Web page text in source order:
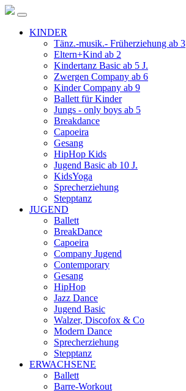
KINDER
Tänz.-musik.- Früherziehung ab 3
Eltern+Kind ab 2
Kindertanz Basic ab 5 J.
Zwergen Company ab 6
Kinder Company ab 9
Ballett für Kinder
Jungs - only boys ab 5
Breakdance
Capoeira
Gesang
HipHop Kids
Jugend Basic ab 10 J.
KidsYoga
Sprecherziehung
Stepptanz
JUGEND
Ballett
BreakDance
Capoeira
Company Jugend
Contemporary
Gesang
HipHop
Jazz Dance
Jugend Basic
Walzer, Discofox & Co
Modern Dance
Sprecherziehung
Stepptanz
ERWACHSENE
Ballett
Barre-Workout